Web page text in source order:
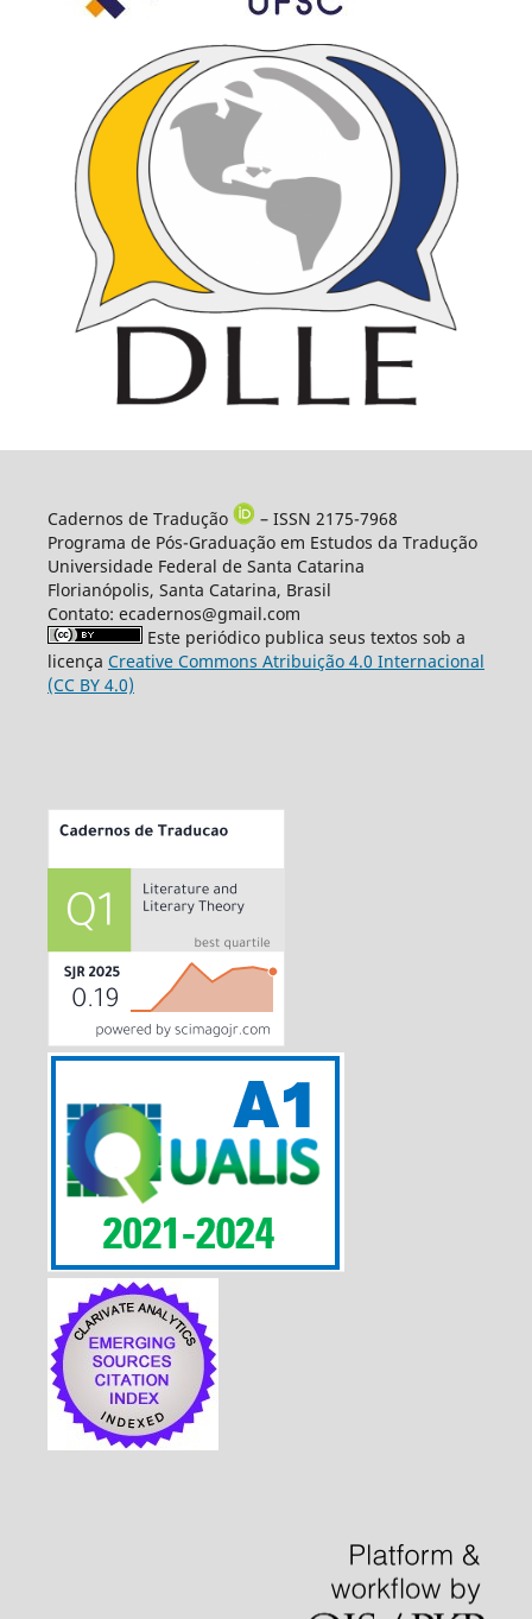
Cadernos de Tradução
– ISSN 2175-7968
Programa de Pós-Graduação em Estudos da Tradução
Universidade Federal de Santa Catarina
Florianópolis, Santa Catarina, Brasil
Contato: ecadernos@gmail.com
Este periódico publica seus textos sob a
licença Creative Commons Atribuição 4.0 Internacional
(CC BY 4.0)